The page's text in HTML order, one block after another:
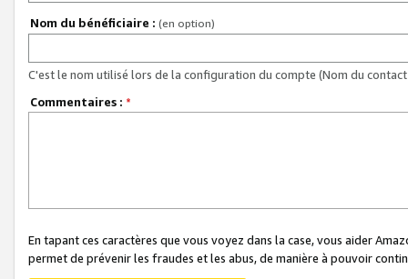
Nom du bénéficiaire : (en option)
C'est le nom utilisé lors de la configuration du compte (Nom du
Commentaires : *
En tapant ces caractères que vous voyez dans la case, vous aider
permet de prévenir les fraudes et les abus, de manière à pouvoir